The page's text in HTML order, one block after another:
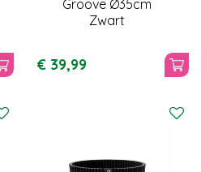
Groove Ø35cm
Zwart
€ 39,99